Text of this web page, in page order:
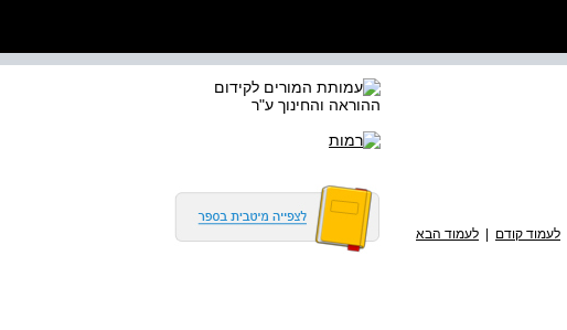
לעמוד קודם | לעמוד הבא